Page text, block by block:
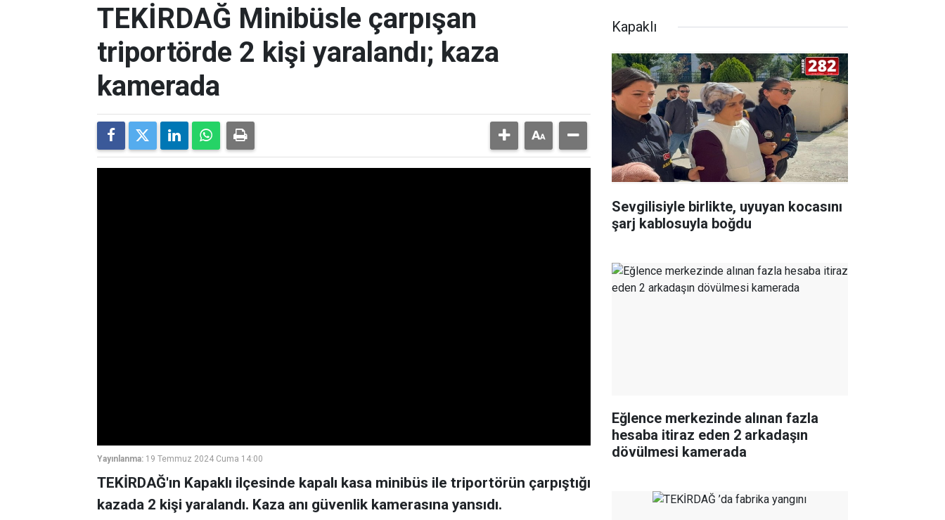
TEKİRDAĞ Minibüsle çarpışan
triportörde 2 kişi yaralandı; kaza
kamerada
Yayınlanma: 19 Temmuz 2024 Cuma 14:00
TEKİRDAĞ'ın Kapaklı ilçesinde kapalı kasa minibüs ile triportörün çarpıştığı
kazada 2 kişi yaralandı. Kaza anı güvenlik kamerasına yansıdı.
Kapaklı
Sevgilisiyle birlikte, uyuyan kocasını
şarj kablosuyla boğdu
Eğlence merkezinde alınan fazla
hesaba itiraz eden 2 arkadaşın
dövülmesi kamerada